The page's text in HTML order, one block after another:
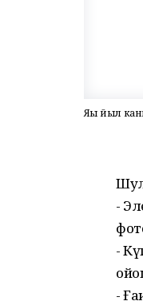
Яңы йыл
-
-
-